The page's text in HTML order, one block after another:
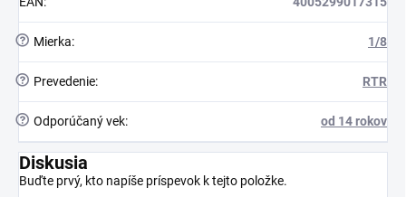
? Mierka: 1/8
? Prevedenie: RTR
? Odporúčaný vek: od 14 rokov
Diskusia
Buďte prvý, kto napíše príspevok k tejto položke.